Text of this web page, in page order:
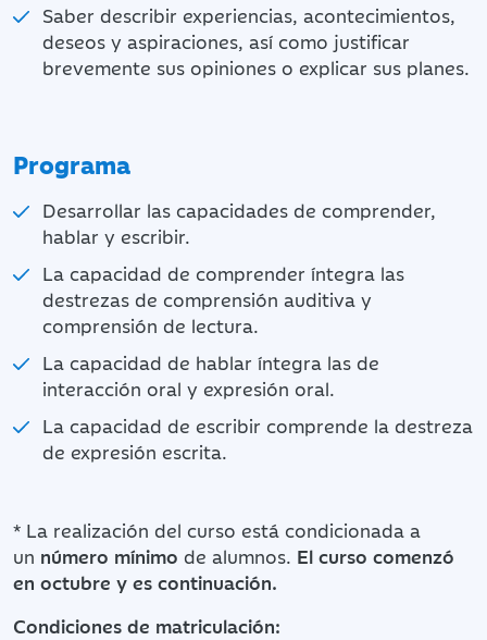
Saber describir experiencias, acontecimientos,
deseos y aspiraciones, así como justificar
brevemente sus opiniones o explicar sus planes.
Programa
Desarrollar las capacidades de comprender,
hablar y escribir.
La capacidad de comprender íntegra las
destrezas de comprensión auditiva y
comprensión de lectura.
La capacidad de hablar íntegra las de
interacción oral y expresión oral.
La capacidad de escribir comprende la destreza
de expresión escrita.
* La realización del curso está condicionada a
un número mínimo de alumnos. El curso comenzó
en octubre y es continuación.
Condiciones de matriculación: